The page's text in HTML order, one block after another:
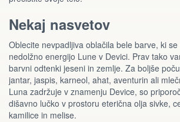
Nekaj nasvetov
Oblecite nevpadljiva oblačila bele barve, ki
nedolžno energijo Lune v Devici. Prav tako
barvni odtenki jeseni in zemlje. Za boljše
jantar, jaspis, karneol, ahat, aventurin ali
Luna zadržuje v znamenju Device, so
dišavno lučko v prostoru eterična olja sivke,
kamilice in melise.